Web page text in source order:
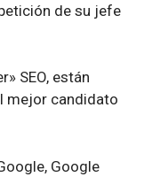
de su jefe
SEO, están
mejor candidato
Google